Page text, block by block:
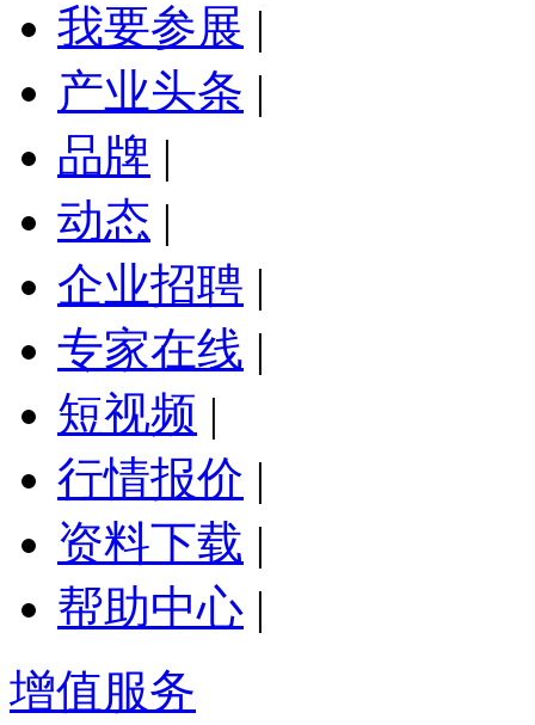
我要参展 |
产业头条 |
品牌 |
动态 |
企业招聘 |
专家在线 |
短视频 |
行情报价 |
资料下载 |
帮助中心 |
增值服务